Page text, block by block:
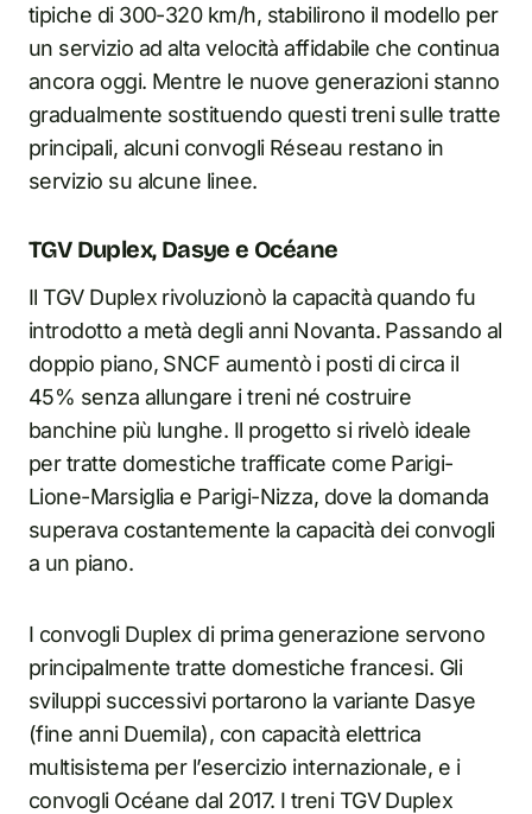
tipiche di 300-320 km/h, stabilirono il modello per
un servizio ad alta velocità affidabile che continua
ancora oggi. Mentre le nuove generazioni stanno
gradualmente sostituendo questi treni sulle tratte
principali, alcuni convogli Réseau restano in
servizio su alcune linee.
TGV Duplex, Dasye e Océane
Il TGV Duplex rivoluzionò la capacità quando fu
introdotto a metà degli anni Novanta. Passando al
doppio piano, SNCF aumentò i posti di circa il
45% senza allungare i treni né costruire
banchine più lunghe. Il progetto si rivelò ideale
per tratte domestiche trafficate come Parigi-
Lione-Marsiglia e Parigi-Nizza, dove la domanda
superava costantemente la capacità dei convogli
a un piano.
I convogli Duplex di prima generazione servono
principalmente tratte domestiche francesi. Gli
sviluppi successivi portarono la variante Dasye
(fine anni Duemila), con capacità elettrica
multisistema per l’esercizio internazionale, e i
convogli Océane dal 2017. I treni TGV Duplex